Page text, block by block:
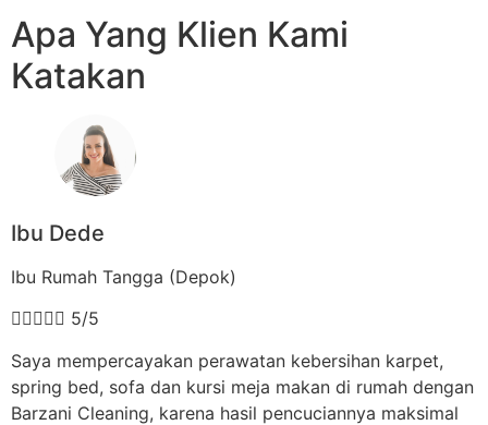
Apa Yang Klien Kami
Katakan
Ibu Dede
Ibu Rumah Tangga (Depok)
 5/5
Saya mempercayakan perawatan kebersihan karpet,
spring bed, sofa dan kursi meja makan di rumah dengan
Barzani Cleaning, karena hasil pencuciannya maksimal